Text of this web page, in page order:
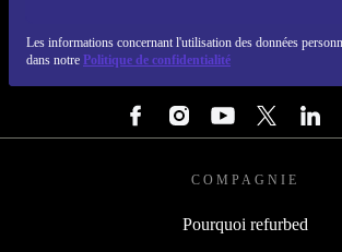
Les informations concernant l'utilisation des données
dans notre Politique de confidentialité
COMPAGNIE
Pourquoi refurbed